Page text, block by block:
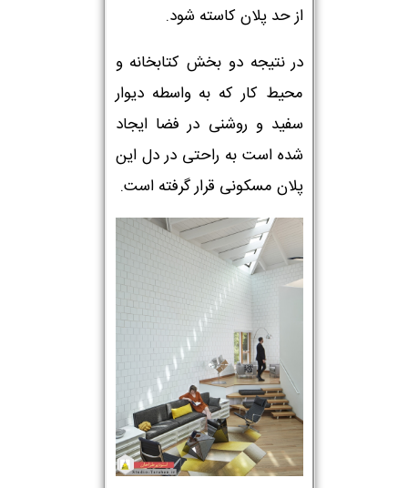
از حد پلان کاسته شود.
در نتیجه دو بخش کتابخانه و
محیط کار که به واسطه دیوار
سفید و روشنی در فضا ایجاد
شده است به راحتی در دل این
پلان مسکونی قرار گرفته است.